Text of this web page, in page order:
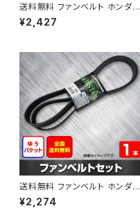
送料無料 ファンベルト ホンダ
ゼスト 型式JE1 H18.03～H24.
11 （国内トップメーカー） 1本 H
¥2,427
送料無料 ファンベルト ホンダ フ
ィット 型式GE6 H19.10～H25.
09 （国内トップメーカー） 1本 H
¥2,274